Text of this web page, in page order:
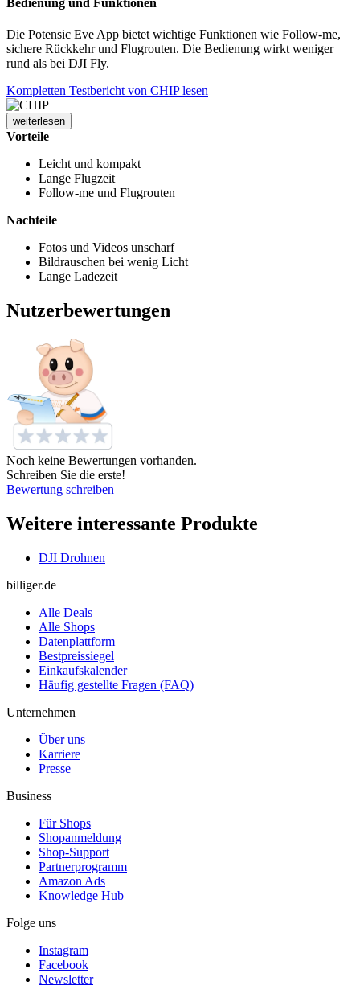
Bedienung und Funktionen
Die Potensic Eve App bietet wichtige Funktionen wie Follow-me,
sichere Rückkehr und Flugrouten. Die Bedienung wirkt weniger
rund als bei DJI Fly.
Kompletten Testbericht von CHIP lesen
weiterlesen
Vorteile
Leicht und kompakt
Lange Flugzeit
Follow-me und Flugrouten
Nachteile
Fotos und Videos unscharf
Bildrauschen bei wenig Licht
Lange Ladezeit
Nutzerbewertungen
Noch keine Bewertungen vorhanden.
Schreiben Sie die erste!
Bewertung schreiben
Weitere interessante Produkte
DJI Drohnen
billiger.de
Alle Deals
Alle Shops
Datenplattform
Bestpreissiegel
Einkaufskalender
Häufig gestellte Fragen (FAQ)
Unternehmen
Über uns
Karriere
Presse
Business
Für Shops
Shopanmeldung
Shop-Support
Partnerprogramm
Amazon Ads
Knowledge Hub
Folge uns
Instagram
Facebook
Newsletter